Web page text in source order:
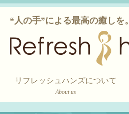
“人の手”による最高の癒しを。
リフレッシュハンズについて
About us